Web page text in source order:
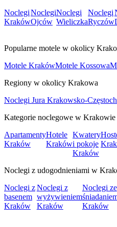
Noclegi
Kraków
Noclegi
Ojców
Noclegi
Wieliczka
Noclegi
Ryczów
Popularne motele w okolicy
Motele KrakówMotele Kossowa
Regiony w okolicy Krakowa
Noclegi Jura Krakowsko-
Kategorie noclegowe w Krakowie
Apartamenty
Kraków
Hotele
Kraków
Kwatery
i pokoje
Kraków
Noclegi z udogodnieniami w
Noclegi z
basenem
Kraków
Noclegi z
wyżywieniem
Kraków
Noclegi ze
Kraków